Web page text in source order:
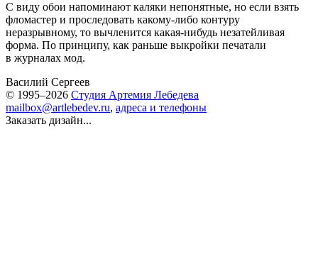
С виду обои напоминают каляки непонятные, но если взять
фломастер и проследовать какому-либо контуру
неразрывному, то вычленится какая-нибудь незатейливая
форма. По принципу, как раньше выкройки печатали
в журналах мод.
Василий Сергеев
© 1995–2026 Студия Артемия Лебедева
mailbox@artlebedev.ru, адреса и телефоны
Заказать дизайн...